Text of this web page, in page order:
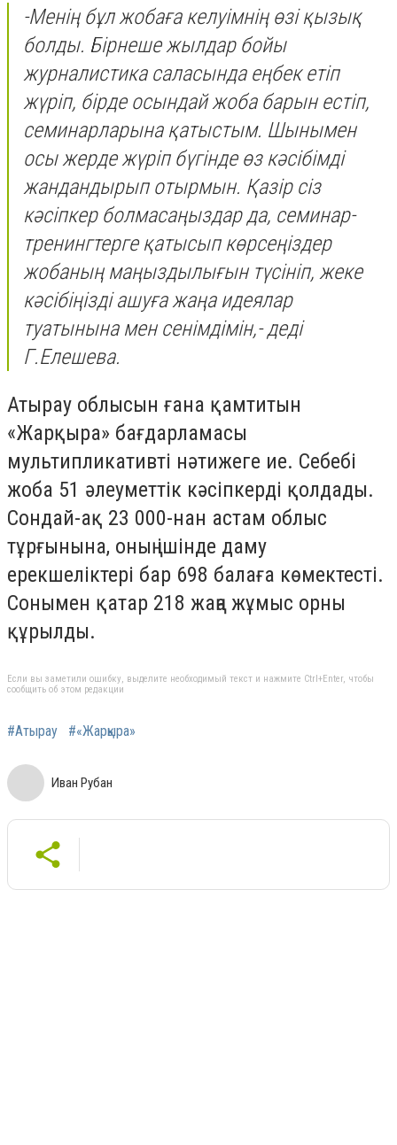
-Менің бұл жобаға келуімнің өзі қызық
болды. Бірнеше жылдар бойы
журналистика саласында еңбек етіп
жүріп, бірде осындай жоба барын естіп,
семинарларына қатыстым. Шынымен
осы жерде жүріп бүгінде өз кәсібімді
жандандырып отырмын. Қазір сіз
кәсіпкер болмасаңыздар да, семинар-
тренингтерге қатысып көрсеңіздер
жобаның маңыздылығын түсініп, жеке
кәсібіңізді ашуға жаңа идеялар
туатынына мен сенімдімін,- деді
Г.Елешева.
Атырау облысын ғана қамтитын
«Жарқыра» бағдарламасы
мультипликативті нәтижеге ие. Себебі
жоба 51 әлеуметтік кәсіпкерді қолдады.
Сондай-ақ 23 000-нан астам облыс
тұрғынына, оның ішінде даму
ерекшеліктері бар 698 балаға көмектесті.
Сонымен қатар 218 жаңа жұмыс орны
құрылды.
Если вы заметили ошибку, выделите необходимый текст и нажмите Ctrl+Enter, чтобы
сообщить об этом редакции
#Атырау #«Жарқыра»
Иван Рубан